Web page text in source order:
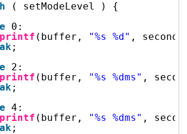
( setModeLevel ) {
0:
(buffer, "%s %d" ,
;
2:
(buffer, "%s %dms" ,
;
4:
(buffer, "%s %dms" ,
;